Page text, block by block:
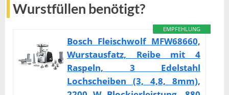
Wurstfüllen benötigt?
EMPFEHLUNG
Bosch Fleischwolf MFW68660,
Wurstausfatz, Reibe mit 4
Raspeln, 3 Edelstahl
Lochscheiben (3, 4,8, 8mm),